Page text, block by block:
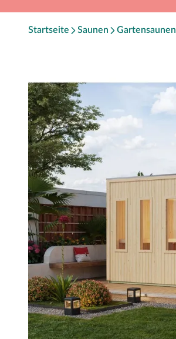
Startseite Saunen Gartensaunen